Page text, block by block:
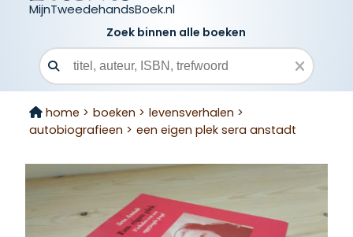
MijnTweedehandsBoek.nl
Zoek binnen alle boeken
Zoekveld
home > boeken > levensverhalen >
autobiografieen > een eigen plek sera anstadt